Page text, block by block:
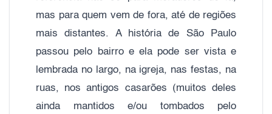
mas para quem vem de fora, até de regiões
mais distantes. A história de São Paulo
passou pelo bairro e ela pode ser vista e
lembrada no largo, na igreja, nas festas, na
ruas, nos antigos casarões (muitos deles
ainda mantidos e/ou tombados pelo